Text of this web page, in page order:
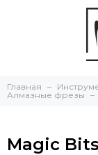
Главная
Алмазные фрезы
Magic Bits